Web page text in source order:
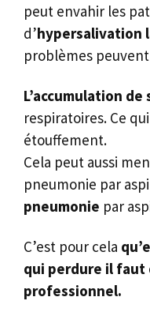
peut envahir les
d’hypersalivation
problèmes
L’accumulation de
respiratoires. Ce
étouffement.
Cela peut aussi
pneumonie par
pneumonie par
C’est pour cela
qui perdure il faut
professionnel.